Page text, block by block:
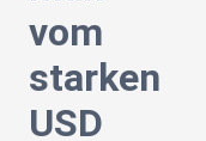
vom
starken
USD